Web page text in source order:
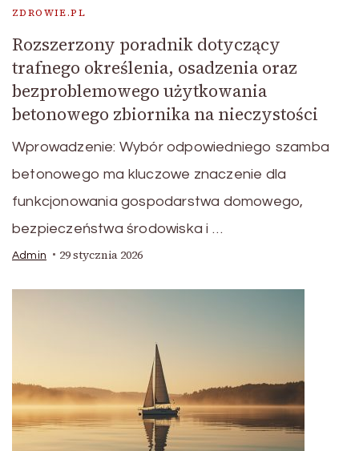
ZDROWIE.PL
Rozszerzony poradnik dotyczący
trafnego określenia, osadzenia oraz
bezproblemowego użytkowania
betonowego zbiornika na nieczystości
Wprowadzenie: Wybór odpowiedniego szamba
betonowego ma kluczowe znaczenie dla
funkcjonowania gospodarstwa domowego,
bezpieczeństwa środowiska i …
Admin 29 stycznia 2026